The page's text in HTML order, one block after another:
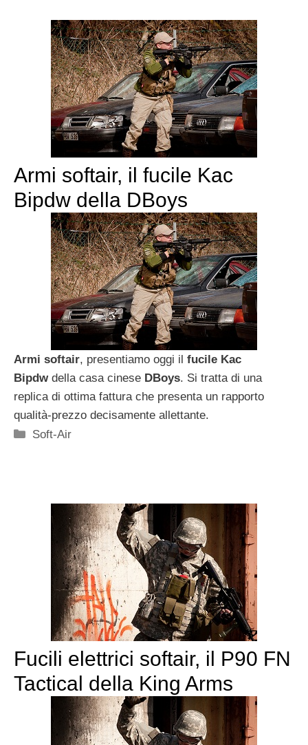
Armi softair, il fucile Kac
Bipdw della DBoys
Armi softair, presentiamo oggi il fucile Kac
Bipdw della casa cinese DBoys. Si tratta di una
replica di ottima fattura che presenta un rapporto
qualità-prezzo decisamente allettante.
Categorie
Soft-Air
Fucili elettrici softair, il P90 FN
Tactical della King Arms